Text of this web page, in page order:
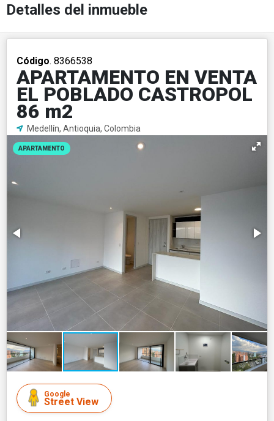
Detalles del inmueble
Código. 8366538
APARTAMENTO EN VENTA
EL POBLADO CASTROPOL
86 m2
Medellín, Antioquia, Colombia
APARTAMENTO
Google
Street View